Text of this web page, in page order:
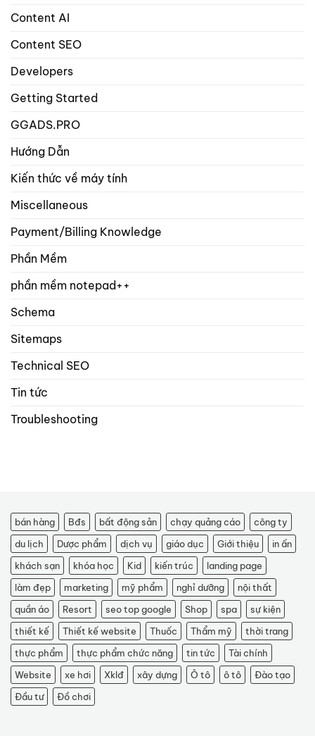
Content AI
Content SEO
Developers
Getting Started
GGADS.PRO
Hướng Dẫn
Kiến thức về máy tính
Miscellaneous
Payment/Billing Knowledge
Phần Mềm
phần mềm notepad++
Schema
Sitemaps
Technical SEO
Tin tức
Troubleshooting
bán hàng Bđs bất động sản chạy quảng cáo
công ty
du lịch
Dược phẩm dịch vụ giáo dục Giới thiệu
in ấn
khách sạn
khóa học Kid kiến trúc
landing page
làm đẹp
marketing mỹ phẩm nghỉ dưỡng
nội thất
quần áo
Resort seo top google Shop spa
sự kiện
thiết kế
Thiết kế website Thuốc Thẩm mỹ
thời trang
thực phẩm
thực phẩm chức năng tin tức
Tài chính
Website
xe hơi Xklđ xây dựng Ô tô ô tô
Đào tạo
Đầu tư
Đồ chơi